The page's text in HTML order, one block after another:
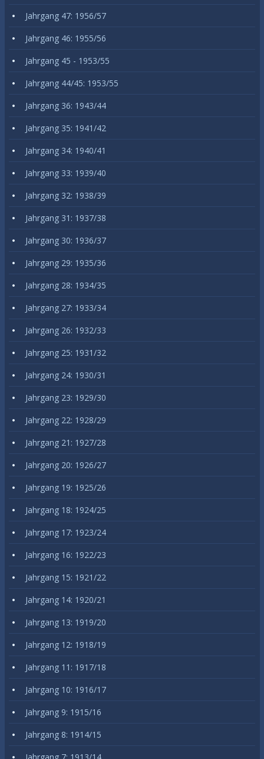
Jahrgang 47: 1956/57
Jahrgang 46: 1955/56
Jahrgang 45 - 1953/55
Jahrgang 44/45: 1953/55
Jahrgang 36: 1943/44
Jahrgang 35: 1941/42
Jahrgang 34: 1940/41
Jahrgang 33: 1939/40
Jahrgang 32: 1938/39
Jahrgang 31: 1937/38
Jahrgang 30: 1936/37
Jahrgang 29: 1935/36
Jahrgang 28: 1934/35
Jahrgang 27: 1933/34
Jahrgang 26: 1932/33
Jahrgang 25: 1931/32
Jahrgang 24: 1930/31
Jahrgang 23: 1929/30
Jahrgang 22: 1928/29
Jahrgang 21: 1927/28
Jahrgang 20: 1926/27
Jahrgang 19: 1925/26
Jahrgang 18: 1924/25
Jahrgang 17: 1923/24
Jahrgang 16: 1922/23
Jahrgang 15: 1921/22
Jahrgang 14: 1920/21
Jahrgang 13: 1919/20
Jahrgang 12: 1918/19
Jahrgang 11: 1917/18
Jahrgang 10: 1916/17
Jahrgang 9: 1915/16
Jahrgang 8: 1914/15